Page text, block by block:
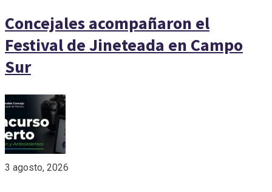
Concejales acompañaron el
Festival de Jineteada en Campo
Sur
3 agosto, 2026